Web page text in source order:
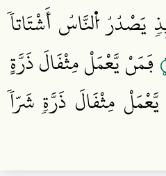
يَصْدُرُ اُ۬لنَّاسُ أَشْتَاتاٗ
فَمَنْ يَّعْمَلْ مِثْقَالَ ذَرَّةٍ
مِثْقَالَ ذَرَّةٖ شَرّاٗ